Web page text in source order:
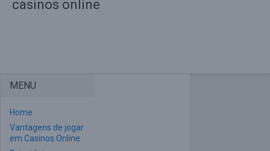
casinos online
MENU
Home
Vantagens de jogar
em Casinos Online